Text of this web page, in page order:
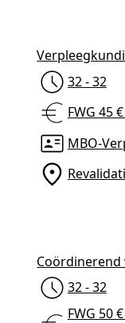
32 - 32
FWG 45
MBO-
32 - 32
FWG 50